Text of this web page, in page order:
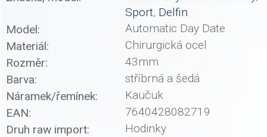
Sport, Delfin
Model:
Automatic Day Date
Materiál:
Chirurgická ocel
Rozměr:
43mm
Barva:
stříbrná a šedá
Náramek/řemínek:
Kaučuk
EAN:
7640428082719
Druh raw import:
Hodinky